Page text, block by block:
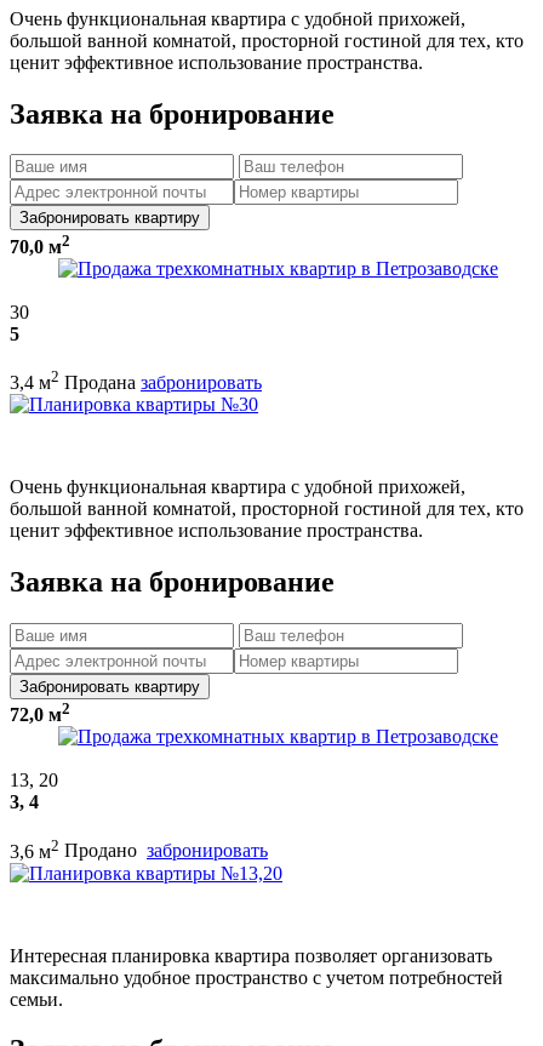
Очень функциональная квартира с удобной прихожей,
большой ванной комнатой, просторной гостиной для тех, кто
ценит эффективное использование пространства.
Заявка на бронирование
Забронировать квартиру
70,0 м2
30
5
3,4 м2 Продана забронировать
Очень функциональная квартира с удобной прихожей,
большой ванной комнатой, просторной гостиной для тех, кто
ценит эффективное использование пространства.
Заявка на бронирование
Забронировать квартиру
72,0 м2
13, 20
3, 4
3,6 м2 Продано забронировать
Интересная планировка квартира позволяет организовать
максимально удобное пространство с учетом потребностей
семьи.